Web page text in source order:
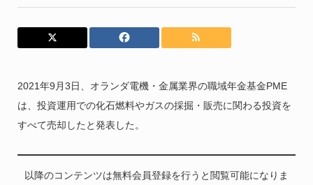
2021年9月3日、オランダ電機・金属業界の職域年金基金PME
は、投資運用での化石燃料やガスの採掘・販売に関わる投資を
すべて売却したと発表した。
以降のコンテンツは無料会員登録を行うと閲覧可能になりま